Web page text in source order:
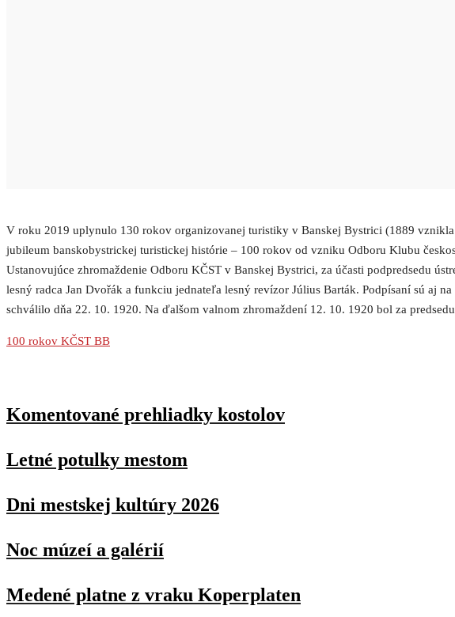
V roku 2019 uplynulo 130 rokov organizovanej turistiky v Banskej Bystrici (1889
jubileum banskobystrickej turistickej histórie – 100 rokov od vzniku Odboru Klubu
Ustanovujúce zhromaždenie Odboru KČST v Banskej Bystrici, za účasti podpredsedu
lesný radca Jan Dvořák a funkciu jednateľa lesný revízor Július Barták. Podpísaní sú aj
schválilo dňa 22. 10. 1920. Na ďalšom valnom zhromaždení 12. 10. 1920 bol za
100 rokov KČST BB
Komentované prehliadky kostolov
Letné potulky mestom
Dni mestskej kultúry 2026
Noc múzeí a galérií
Medené platne z vraku Koperplaten